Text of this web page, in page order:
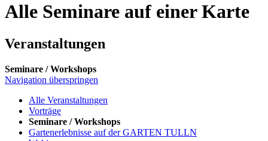
Alle Seminare auf einer Karte
Veranstaltungen
Seminare / Workshops
Navigation überspringen
Alle Veranstaltungen
Vorträge
Seminare / Workshops
Gartenerlebnisse auf der GARTEN TULLN